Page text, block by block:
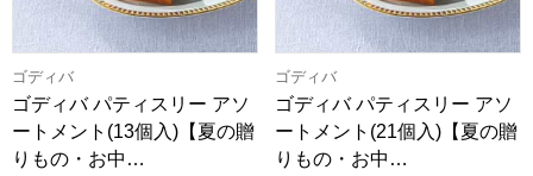
ゴディバ
ゴディバ パティスリー アソ
ートメント(13個入)【夏の贈
りもの・お中…
ゴディバ
ゴディバ パティスリー アソ
ートメント(21個入)【夏の贈
りもの・お中…